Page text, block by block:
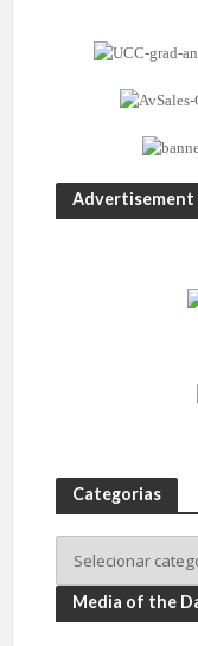
Advertisement
Categorias
Media of the